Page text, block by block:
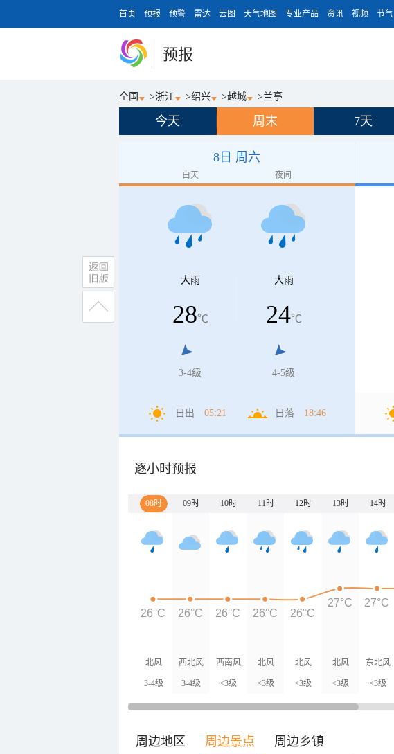
首页 预报 预警 雷达 云图 天气地图 专业产品 资讯 视频 节气
预报
全国 >浙江 >绍兴 >越城 >兰亭
今天 周末 7天
8日 周六
白天 夜间
大雨
28℃
3-4级
大雨
24℃
4-5级
日出 05:21 日落 18:46
逐小时预报
08时 09时 10时 11时 12时 13时 14时
北风
3-4级
西北风
3-4级
西南风
<3级
北风
<3级
北风
<3级
北风
<3级
东北风
<3级
26°C 26°C 26°C 26°C 26°C
27°C 27°C
周边地区 周边景点 周边乡镇